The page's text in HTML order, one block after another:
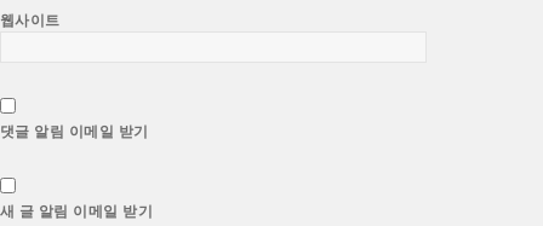
웹사이트
댓글 알림 이메일 받기
새 글 알림 이메일 받기